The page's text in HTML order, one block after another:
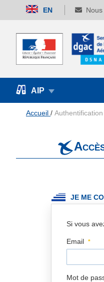
Allez
au
EN
AIP
Accueil Authentification
JE ME
Si vous
Email
Mot de